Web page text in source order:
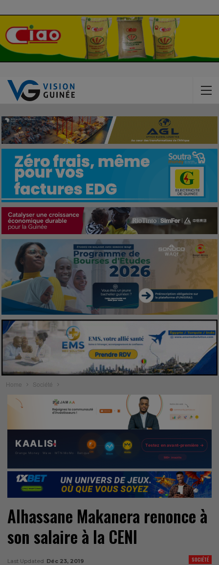
Home Société
Alhassane Makanera renonce à
son salaire à la CENI
SOCIÉTÉ
Last Updated Déc 23, 2019